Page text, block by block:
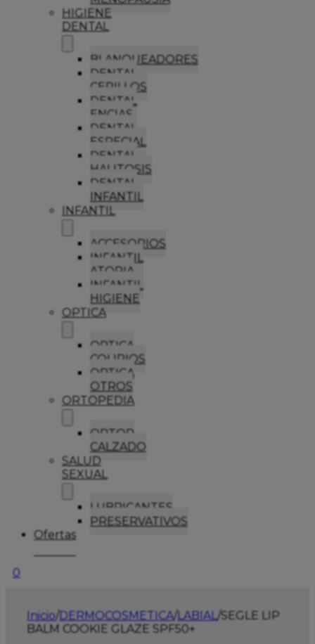
HIGIENE
DENTAL
BLANQUEADORES
DENTAL
CEPILLOS
DENTAL
ENCIAS
DENTAL
ESPECIAL
DENTAL
HALITOSIS
DENTAL
INFANTIL
INFANTIL
ACCESORIOS
INFANTIL
ATOPIA
INFANTIL
HIGIENE
OPTICA
OPTICA
COLIRIOS
OPTICA
OTROS
ORTOPEDIA
ORTOP
CALZADO
SALUD
SEXUAL
LUBRICANTES
PRESERVATIVOS
Ofertas
0
Inicio/DERMOCOSMETICA/LABIAL/SEGLE LIP
BALM COOKIE GLAZE SPF50+